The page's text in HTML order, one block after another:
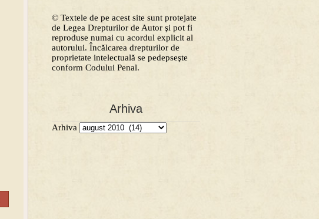
© Textele de pe acest site sunt protejate
de Legea Drepturilor de Autor şi pot fi
reproduse numai cu acordul explicit al
autorului. Încălcarea drepturilor de
proprietate intelectuală se pedepseşte
conform Codului Penal.
Arhiva
Arhiva